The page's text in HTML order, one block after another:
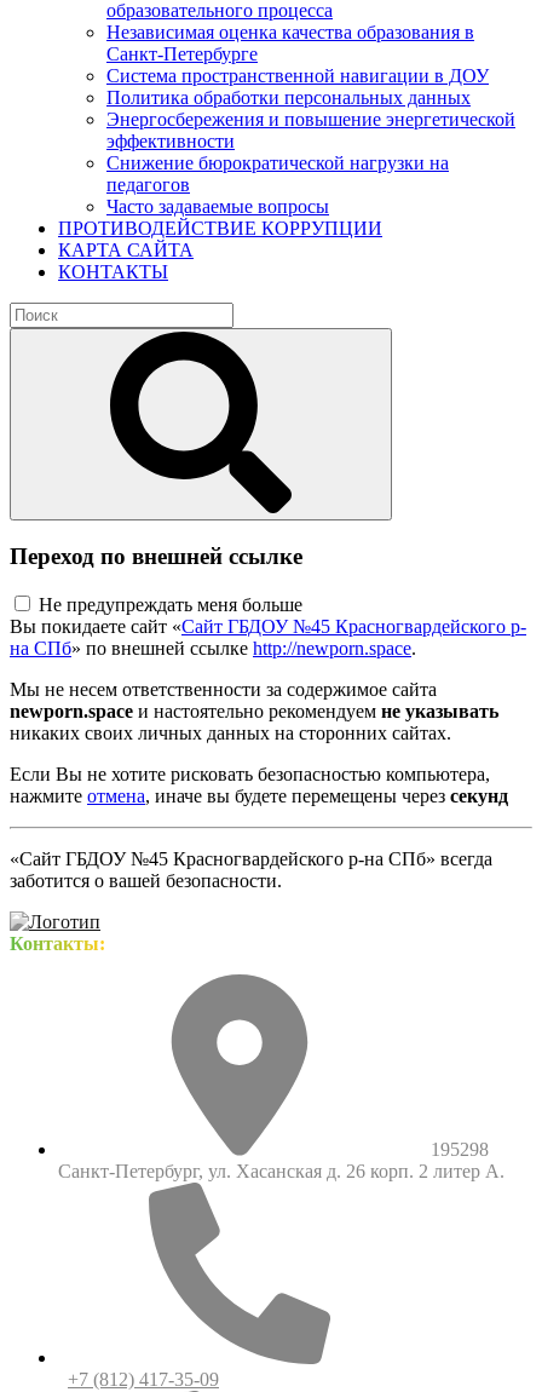
образовательного процесса
Независимая оценка качества образования в
Санкт-Петербурге
Система пространственной навигации в ДОУ
Политика обработки персональных данных
Энергосбережения и повышение энергетической
эффективности
Снижение бюрократической нагрузки на
педагогов
Часто задаваемые вопросы
ПРОТИВОДЕЙСТВИЕ КОРРУПЦИИ
КАРТА САЙТА
КОНТАКТЫ
Переход по внешней ссылке
Не предупреждать меня больше
Вы покидаете сайт «Сайт ГБДОУ №45 Красногвардейского р-
на СПб» по внешней ссылке http://newporn.space.
Мы не несем ответственности за содержимое сайта
newporn.space и настоятельно рекомендуем не указывать
никаких своих личных данных на сторонних сайтах.
Если Вы не хотите рисковать безопасностью компьютера,
нажмите отмена, иначе вы будете перемещены через секунд
«Сайт ГБДОУ №45 Красногвардейского р-на СПб» всегда
заботится о вашей безопасности.
Контакты:
195298
Санкт-Петербург, ул. Хасанская д. 26 корп. 2 литер А.
+7 (812) 417-35-09